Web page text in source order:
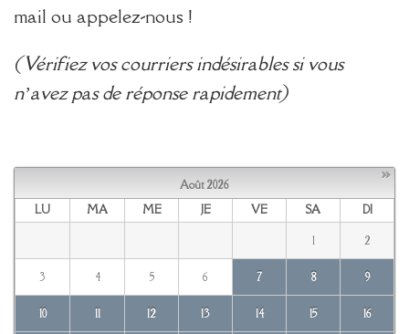
mail ou appelez-nous !
(Vérifiez vos courriers indésirables si vous
n’avez pas de réponse rapidement)
»
Août2026
LU
MA ME JE VE SA
DI
1
2
3 4 5 6 7 8 9
10 11 12 13 14 15 16